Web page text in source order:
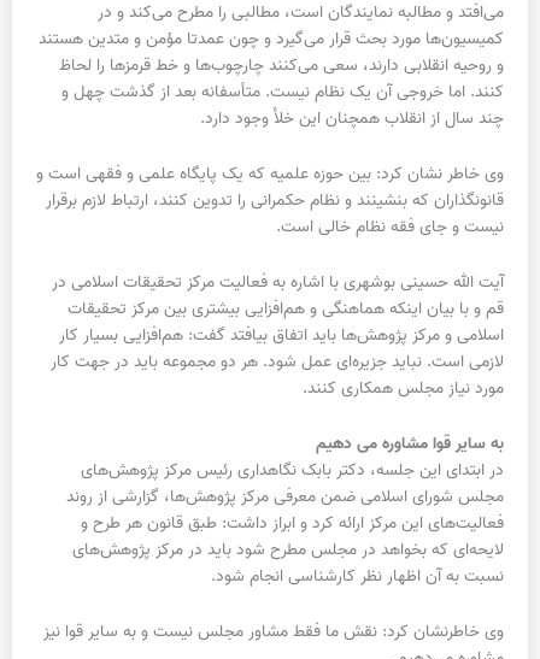
می‌افتد و مطالبه نمایندگان است، مطالبی را مطرح می‌کند و در
کمیسیون‌ها مورد بحث قرار می‌گیرد و چون عمدتا مؤمن و متدین هستند
و روحیه انقلابی دارند، سعی می‌کنند چارچوب‌ها و خط قرمزها را لحاظ
کنند. اما خروجی آن یک نظام نیست. متأسفانه بعد از گذشت چهل و
چند سال از انقلاب همچنان این خلأ وجود دارد.
وی خاطر نشان کرد: بین حوزه علمیه که یک پایگاه علمی و فقهی است و
قانونگذاران که بنشینند و نظام حکمرانی را تدوین کنند، ارتباط لازم برقرار
نیست و جای فقه نظام خالی است.
آیت الله حسینی بوشهری با اشاره به فعالیت مرکز تحقیقات اسلامی در
قم و با بیان اینکه هماهنگی و هم‌افزایی بیشتری بین مرکز تحقیقات
اسلامی و مرکز پژوهش‌ها باید اتفاق بیافتد گفت: هم‌افزایی بسیار کار
لازمی است. نباید جزیره‌ای عمل شود. هر دو مجموعه باید در جهت کار
مورد نیاز مجلس همکاری کنند.
به سایر قوا مشاوره می دهیم
در ابتدای این جلسه، دکتر بابک نگاهداری رئیس مرکز پژوهش‌های
مجلس شورای اسلامی ضمن معرفی مرکز پژوهش‌ها، گزارشی از روند
فعالیت‌های این مرکز ارائه کرد و ابراز داشت: طبق قانون هر طرح و
لایحه‌ای که بخواهد در مجلس مطرح شود باید در مرکز پژوهش‌های
نسبت به آن اظهار نظر کارشناسی انجام شود.
وی خاطرنشان کرد: نقش ما فقط مشاور مجلس نیست و به سایر قوا نیز